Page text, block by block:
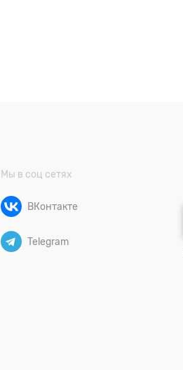
Мы в соц сетях
ВКонтакте
Telegram